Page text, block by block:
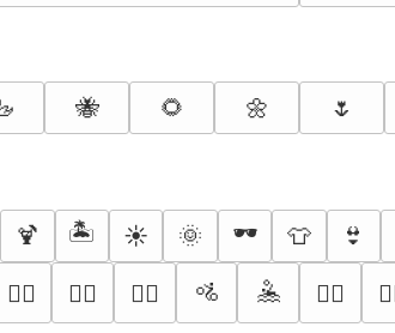
🐝 🌻 🌼 🌷
🍹 🏝️ ☀️ 🌞 🕶️ 👕 👙
🚣‍♀️ 🏊‍♂️ 🏊‍♀️ 🚵 🤽 🤽‍♂️